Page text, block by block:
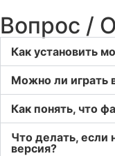
Вопрос /
Как установить
Можно ли играть
Как понять, что
Что делать, если
версия?